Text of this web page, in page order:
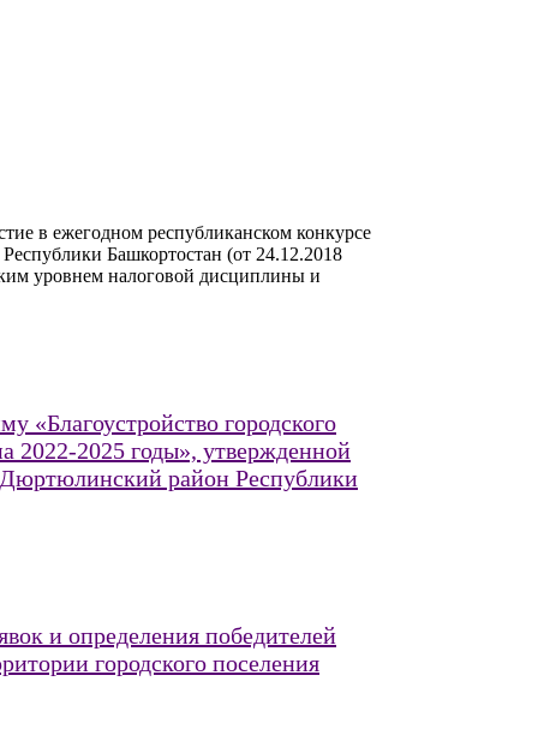
в ежегодном республиканском конкурсе
Башкортостан (от 24.12.2018
уровнем налоговой дисциплины и
городского
2022-2025 годы», утвержденной
район Республики
и определения победителей
городского поселения